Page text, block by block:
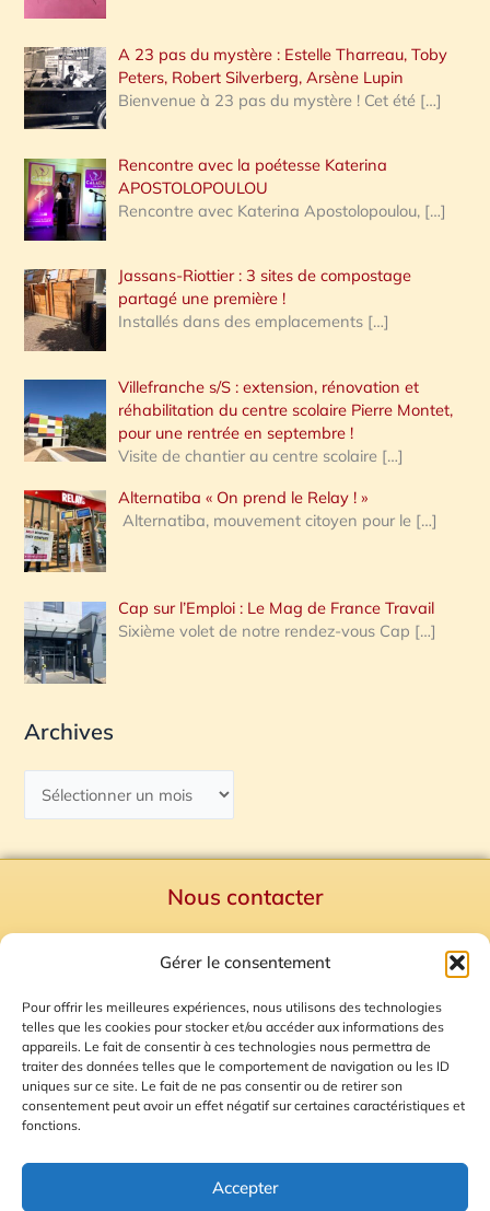
Gérer le consentement
Pour offrir les meilleures expériences, nous utilisons des technologies
telles que les cookies pour stocker et/ou accéder aux informations des
appareils. Le fait de consentir à ces technologies nous permettra de
traiter des données telles que le comportement de navigation ou les ID
uniques sur ce site. Le fait de ne pas consentir ou de retirer son
consentement peut avoir un effet négatif sur certaines caractéristiques et
fonctions.
Accepter
A 23 pas du mystère : Estelle Tharreau, Toby
Peters, Robert Silverberg, Arsène Lupin
Bienvenue à 23 pas du mystère ! Cet été […]
Rencontre avec la poétesse Katerina
APOSTOLOPOULOU
Rencontre avec Katerina Apostolopoulou, […]
Jassans-Riottier : 3 sites de compostage
partagé une première !
Installés dans des emplacements […]
Villefranche s/S : extension, rénovation et
réhabilitation du centre scolaire Pierre Montet,
pour une rentrée en septembre !
Visite de chantier au centre scolaire […]
Alternatiba « On prend le Relay ! »
Alternatiba, mouvement citoyen pour le […]
Cap sur l’Emploi : Le Mag de France Travail
Sixième volet de notre rendez-vous Cap […]
Archives
Nous contacter
Mentions Légales
Plan du site
Gestion des Cookies